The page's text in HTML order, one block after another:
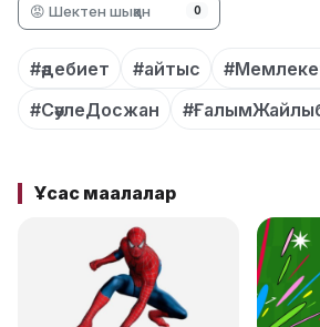
😡 Шектен шыққан 0
#әдебиет #айтыс
#СәулеДосжан
Ұқсас мақалалар